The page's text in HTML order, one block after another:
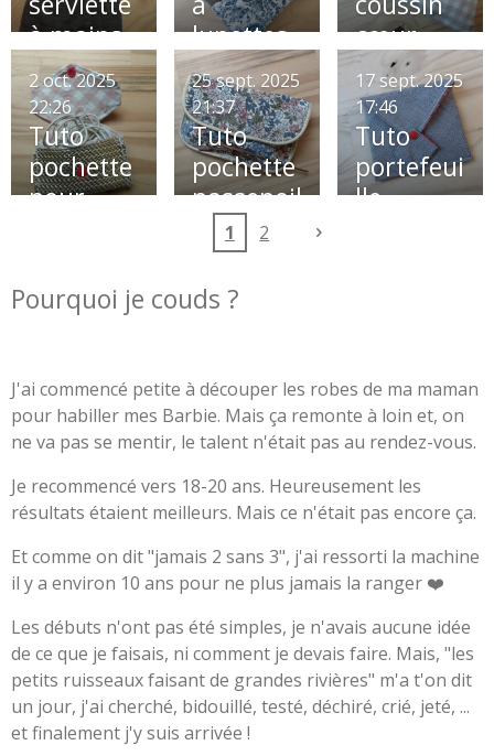
à mains
lunettes
cœur
Octobre
Rose 💕
Tuto
pochette
pour
2 oct. 2025
22:26
Tuto
pochette
passepoil
25 sept. 2025
21:37
Tuto
portefeui
lle
17 sept. 2025
17:46
1 2
Pourquoi je couds ?
J'ai commencé petite à découper les robes de ma maman
pour habiller mes Barbie. Mais ça remonte à loin et, on
ne va pas se mentir, le talent n'était pas au rendez-vous.
Je recommencé vers 18-20 ans. Heureusement les
résultats étaient meilleurs. Mais ce n'était pas encore ça.
Et comme on dit "jamais 2 sans 3", j'ai ressorti la machine
il y a environ 10 ans pour ne plus jamais la ranger ❤️
Les débuts n'ont pas été simples, je n'avais aucune idée
de ce que je faisais, ni comment je devais faire. Mais, "les
petits ruisseaux faisant de grandes rivières" m'a t'on dit
un jour, j'ai cherché, bidouillé, testé, déchiré, crié, jeté, ...
et finalement j'y suis arrivée !